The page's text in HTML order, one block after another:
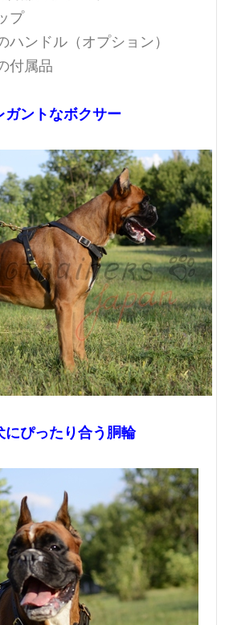
プ
ンドル（オプション）
付属品
ガントなボクサー
にぴったり合う胴輪